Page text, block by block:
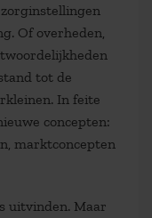
Of overheden,
tot de
In feite
concepten:
marktconcepten
uitvinden. Maar